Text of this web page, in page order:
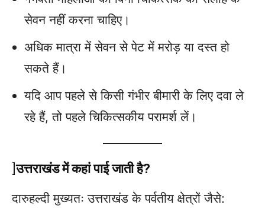
सेवन नहीं करना चाहिए।
अधिक मात्रा में सेवन से पेट में मरोड़ या दस्त हो
सकते हैं।
यदि आप पहले से किसी गंभीर बीमारी के लिए दवा ले
रहे हैं, तो पहले चिकित्सकीय परामर्श लें।
]उत्तराखंड में कहां पाई जाती है?
दारुहल्दी मुख्यतः उत्तराखंड के पर्वतीय क्षेत्रों जैसे: